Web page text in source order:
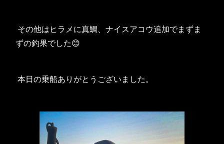
その他はヒラメに真鯛、ナイスアコウ追加でまずま
ずの釣果でした😊
本日の乗船ありがとうございました。